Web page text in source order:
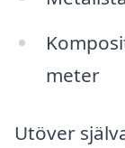
meter
Utöver